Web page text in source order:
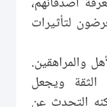
لتأثيرات
والمراهقين.
ويجعل